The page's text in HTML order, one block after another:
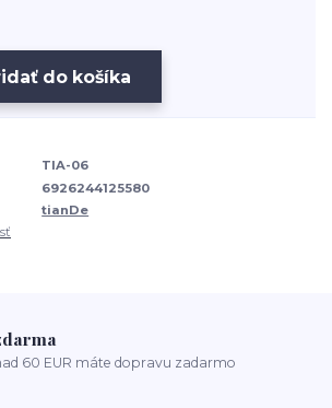
do košíka
TIA-06
6926244125580
tianDe
60 EUR máte dopravu zadarmo